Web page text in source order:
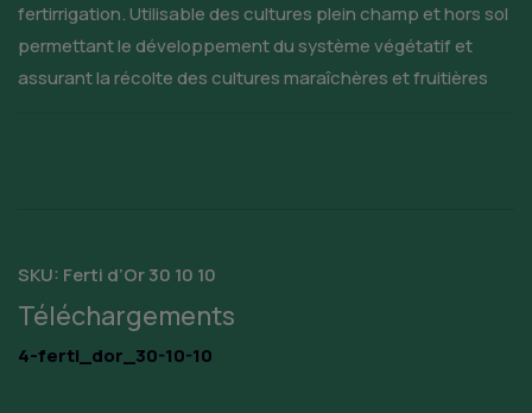
fertirrigation. Utilisable des cultures plein champ et hors sol
permettant le développement du système végétatif et
assurant la récolte des cultures maraîchères et fruitières
SKU: Ferti d’Or 30 10 10
Téléchargements
4-ferti_dor_30-10-10